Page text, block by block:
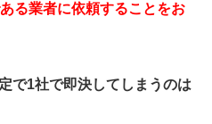
る業者に依頼することをお
で1社で即決してしまうのは